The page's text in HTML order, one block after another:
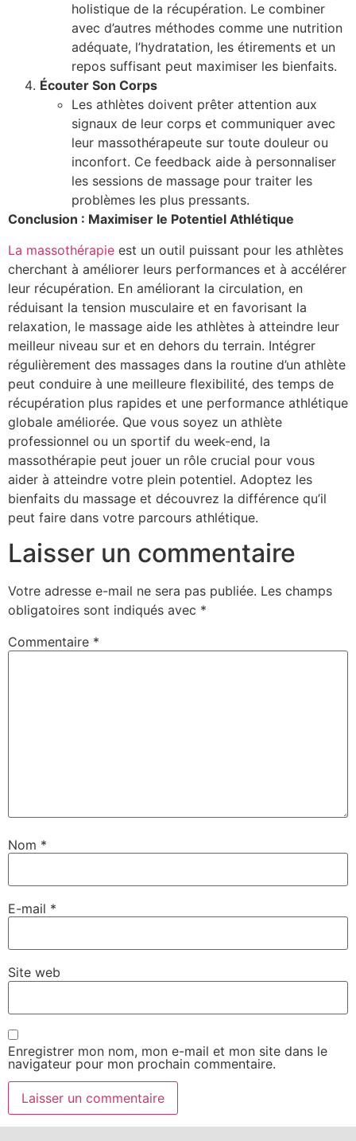
holistique de la récupération. Le combiner
avec d’autres méthodes comme une nutrition
adéquate, l’hydratation, les étirements et un
repos suffisant peut maximiser les bienfaits.
Écouter Son Corps
Les athlètes doivent prêter attention aux
signaux de leur corps et communiquer avec
leur massothérapeute sur toute douleur ou
inconfort. Ce feedback aide à personnaliser
les sessions de massage pour traiter les
problèmes les plus pressants.
Conclusion : Maximiser le Potentiel Athlétique
La massothérapie est un outil puissant pour les athlètes
cherchant à améliorer leurs performances et à accélérer
leur récupération. En améliorant la circulation, en
réduisant la tension musculaire et en favorisant la
relaxation, le massage aide les athlètes à atteindre leur
meilleur niveau sur et en dehors du terrain. Intégrer
régulièrement des massages dans la routine d’un athlète
peut conduire à une meilleure flexibilité, des temps de
récupération plus rapides et une performance athlétique
globale améliorée. Que vous soyez un athlète
professionnel ou un sportif du week-end, la
massothérapie peut jouer un rôle crucial pour vous
aider à atteindre votre plein potentiel. Adoptez les
bienfaits du massage et découvrez la différence qu’il
peut faire dans votre parcours athlétique.
Laisser un commentaire
Votre adresse e-mail ne sera pas publiée. Les champs
obligatoires sont indiqués avec *
Commentaire *
Nom *
E-mail *
Site web
Enregistrer mon nom, mon e-mail et mon site dans le
navigateur pour mon prochain commentaire.